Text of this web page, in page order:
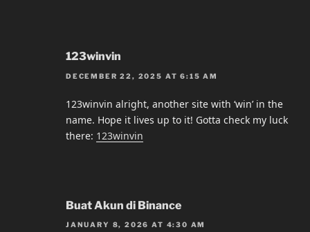
123winvin
DECEMBER 22, 2025 AT 6:15 AM
123winvin alright, another site with ‘win’ in the
name. Hope it lives up to it! Gotta check my luck
there: 123winvin
Buat Akun di Binance
JANUARY 8, 2026 AT 4:30 AM